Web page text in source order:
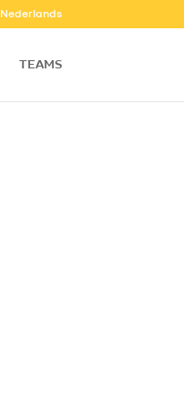
Nederlands
TEAMS